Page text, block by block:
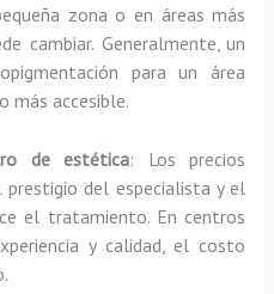
zona o en áreas más
cambiar. Generalmente, un
para un área
más accesible.
de estética: Los precios
prestigio del especialista y el
el tratamiento. En centros
y calidad, el costo